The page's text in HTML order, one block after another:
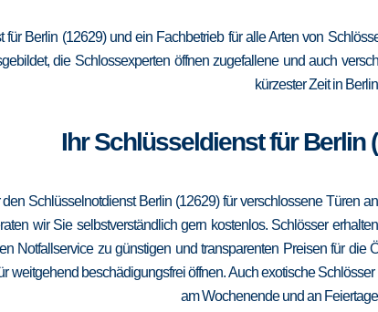
für Berlin (12629) und ein Fachbetrieb für alle Arten von
die Schlossexperten öffnen zugefallene und auch
kürzester Zeit in
Ihr Schlüsseldienst für Berlin
Schlüsselnotdienst Berlin (12629) für verschlossene Türen
wir Sie selbstverständlich gern kostenlos. Schlösser
Notfallservice zu günstigen und transparenten Preisen für
weitgehend beschädigungsfrei öffnen. Auch exotische
am Wochenende und an